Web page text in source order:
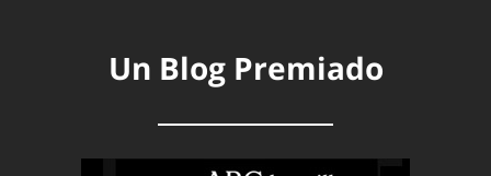
Un Blog Premiado